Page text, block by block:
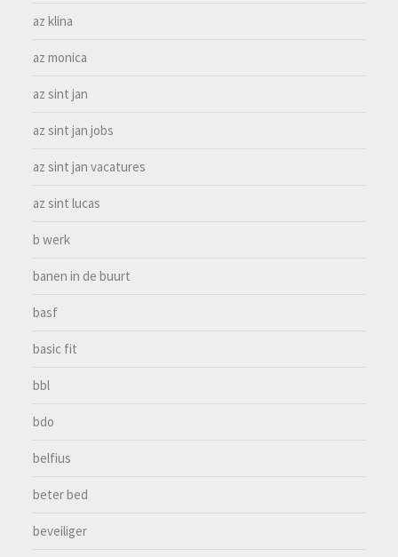
az klina
az monica
az sint jan
az sint jan jobs
az sint jan vacatures
az sint lucas
b werk
banen in de buurt
basf
basic fit
bbl
bdo
belfius
beter bed
beveiliger